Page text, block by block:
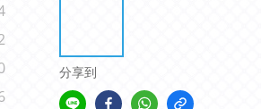
分享到